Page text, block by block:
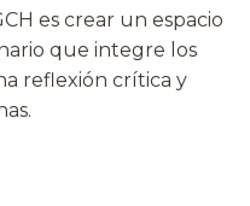
es crear un espacio
que integre los
reflexión crítica y